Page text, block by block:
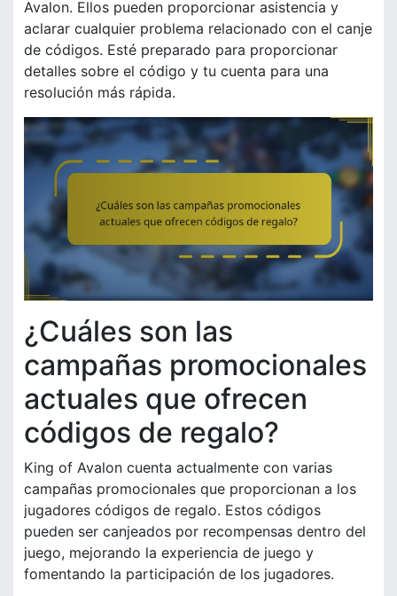
Avalon. Ellos pueden proporcionar asistencia y
aclarar cualquier problema relacionado con el canje
de códigos. Esté preparado para proporcionar
detalles sobre el código y tu cuenta para una
resolución más rápida.
¿Cuáles son las
campañas promocionales
actuales que ofrecen
códigos de regalo?
King of Avalon cuenta actualmente con varias
campañas promocionales que proporcionan a los
jugadores códigos de regalo. Estos códigos
pueden ser canjeados por recompensas dentro del
juego, mejorando la experiencia de juego y
fomentando la participación de los jugadores.